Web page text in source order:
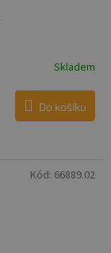
Skladem
Do košíku
Kód: 66889.02